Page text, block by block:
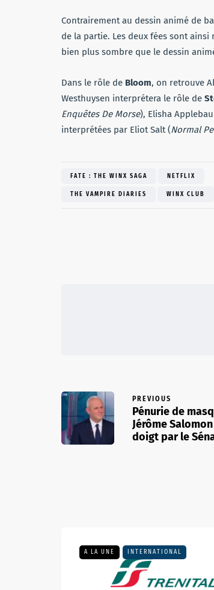
Contrairement au dessin animé de
de la partie. Les deux fées sont ainsi
bien plus sombre que le dessin
Dans le rôle de Bloom, on retrouve
Westhuysen interprétera le rôle de
Enquêtes De Morse), Elisha
interprétées par Eliot Salt (Normal
FATE : THE WINX SAGA NETFLIX
THE VAMPIRE DIARIES WINX CLUB
PREVIOUS
Pénurie de
Jérôme
doigt par le
A LA UNE INTERNATIONAL